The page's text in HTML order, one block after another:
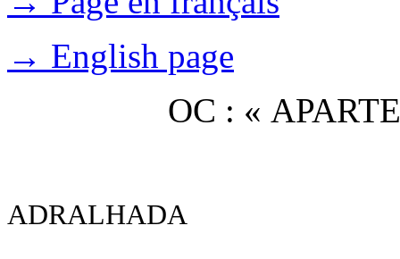
→ English page
OC : «
ADRALHADA